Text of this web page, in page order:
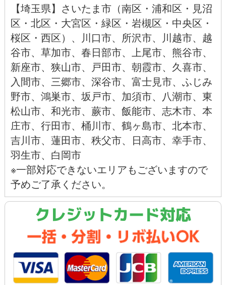
【埼玉県】 さいたま市（南区 ・ 浦和区 ・ 見沼
区 ・ 北区 ・ 大宮区 ・ 緑区 ・ 岩槻区 ・ 中央区 ・
桜区 ・ 西区）、 川口市、 所沢市、 川越市、 越
谷市、 草加市、 春日部市、 上尾市、 熊谷市、
新座市、 狭山市、 戸田市、 朝霞市、 久喜市、
入間市、 三郷市、 深谷市、 富士見市、 ふじみ
野市、 鴻巣市、 坂戸市、 加須市、 八潮市、 東
松山市、 和光市、 蕨市、 飯能市、 志木市、 本
庄市、 行田市、 桶川市、 鶴ヶ島市、 北本市、
吉川市、 蓮田市、 秩父市、 日高市、 幸手市、
羽生市、 白岡市
※一部対応できないエリアもございますので
予めご了承ください。
クレジットカード対応